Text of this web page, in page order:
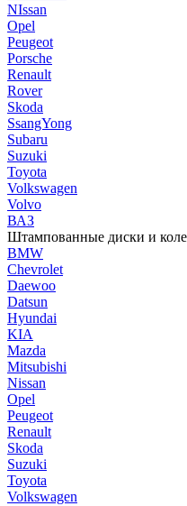
NIssan
Opel
Peugeot
Porsche
Renault
Rover
Skoda
SsangYong
Subaru
Suzuki
Toyota
Volkswagen
Volvo
ВАЗ
Штампованные диски и
BMW
Chevrolet
Daewoo
Datsun
Hyundai
KIA
Mazda
Mitsubishi
Nissan
Opel
Peugeot
Renault
Skoda
Suzuki
Toyota
Volkswagen